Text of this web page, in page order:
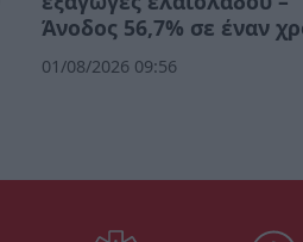
Άνοδος 56,7% σε έναν
01/08/2026 09:56